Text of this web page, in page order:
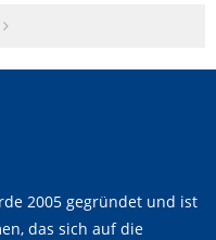
2005 gegründet und ist
das sich auf die